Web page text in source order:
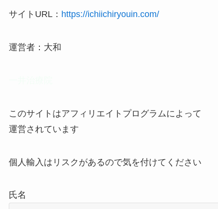
サイトURL： https://ichiichiryouin.com/
運営者：大和
このサイトはアフィリエイトプログラムによって
運営されています
個人輸入はリスクがあるので気を付けてください
氏名